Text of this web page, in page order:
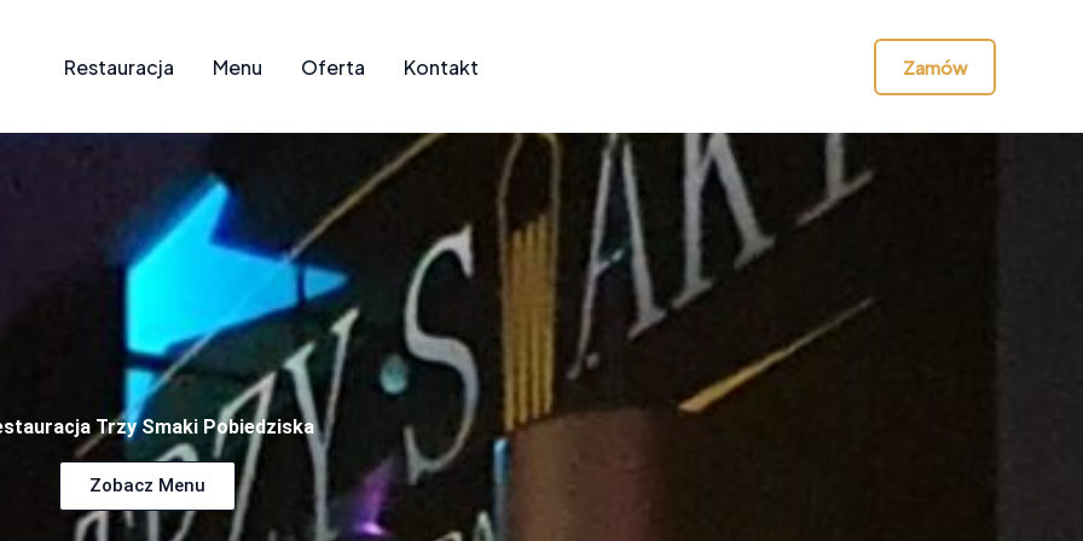
Restauracja Menu Oferta Kontakt Zamów
Trzy Smaki Pobiedziska
Zobacz Menu